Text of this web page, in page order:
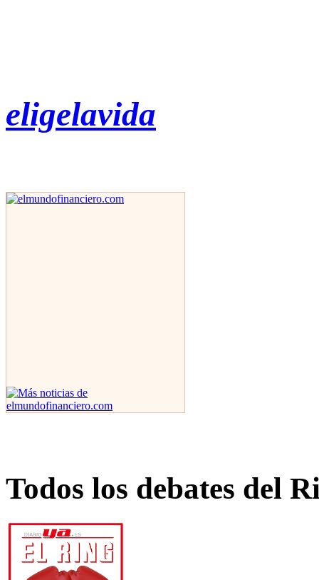
eligelavida
Todos los debates del